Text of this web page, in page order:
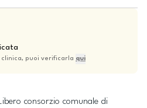
puoi verificarla qui
consorzio comunale di